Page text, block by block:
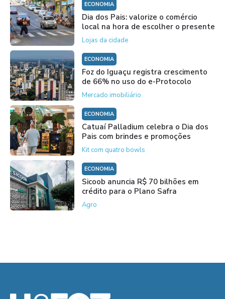
ECONOMIA
Dia dos Pais: valorize o comércio
local na hora de escolher o presente
Lojas da cidade
ECONOMIA
Foz do Iguaçu registra crescimento
de 66% no uso do e-Protocolo
Mercado imobiliário
ECONOMIA
Catuaí Palladium celebra o Dia dos
Pais com brindes e promoções
Kit com quatro bowls
ECONOMIA
Sicoob anuncia R$ 70 bilhões em
crédito para o Plano Safra
Agro